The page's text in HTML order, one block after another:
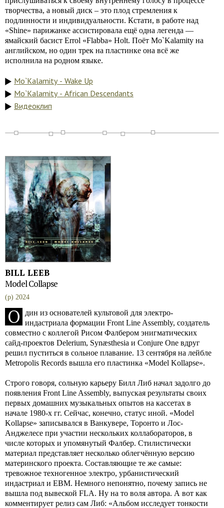
творчества, а новый диск – это плод стремления к
подлинности и индивидуальности. Кстати, в работе над
«Shine» парижанке ассистировала ещё одна легенда —
ямайский басист Errol «Flabba» Holt. Поёт Mo`Kalamity на
английском, но один трек на пластинке она всё же
исполнила на родном языке.
Mo`Kalamity - Wake Up
Mo`Kalamity - African Descendants
Видеоклип
BILL LEEB
Model Collapse
(p) 2024
О
дин из основателей культовой для электро-
индастриала формации Front Line Assembly, создатель
совместно с коллегой Рисом Фалбером энигматических
сайд-проектов Delerium, Synæsthesia и Conjure One вдруг
решил пуститься в сольное плавание. 13 сентября на лейбле
Metropolis Records вышла его пластинка «Model Kollapse».
Строго говоря, сольную карьеру Билл Либ начал задолго до
появления Front Line Assembly, выпуская результаты своих
первых домашних музыкальных опытов на кассетах в
начале 1980-х гг. Сейчас, конечно, статус иной. «Model
Kollapse» записывался в Ванкувере, Торонто и Лос-
Анджелесе при участии нескольких коллабораторов, в
числе которых и упомянутый Фалбер. Стилистически
материал представляет несколько облегчённую версию
материнского проекта. Составляющие те же самые:
тревожное техногенное электро, урбанистический
индастриал и EBM. Немного непонятно, почему запись не
вышла под вывеской FLA. Ну на то воля автора. А вот как
комментирует релиз сам Либ: «Альбом исследует тонкости